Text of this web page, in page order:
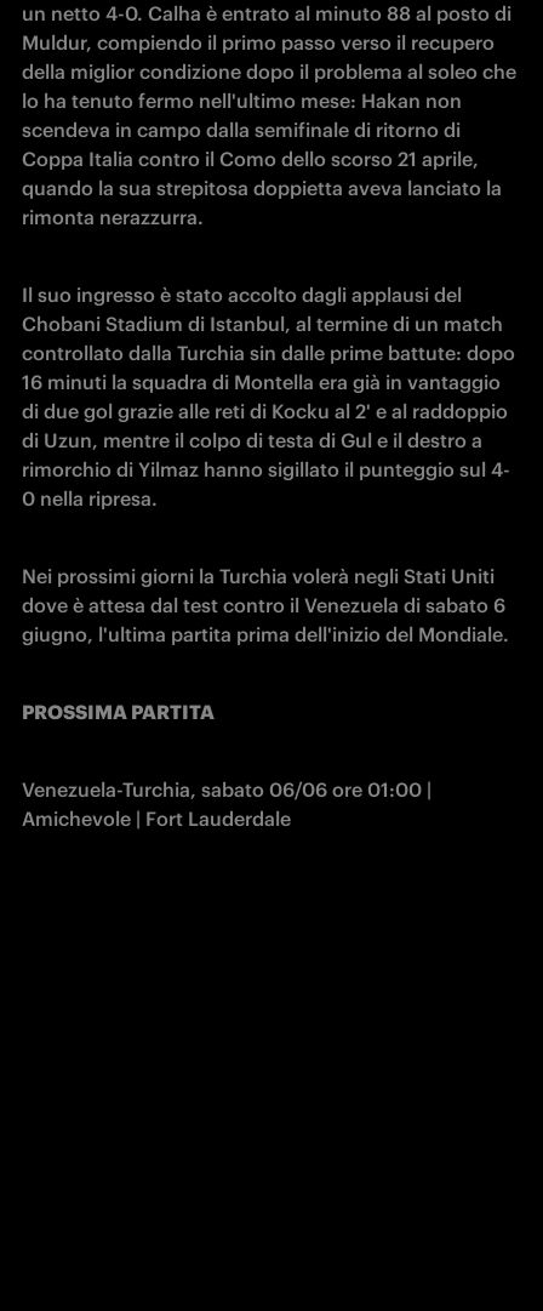
un netto 4-0. Calha è entrato al minuto 88 al posto di
Muldur, compiendo il primo passo verso il recupero
della miglior condizione dopo il problema al soleo che
lo ha tenuto fermo nell'ultimo mese: Hakan non
scendeva in campo dalla semifinale di ritorno di
Coppa Italia contro il Como dello scorso 21 aprile,
quando la sua strepitosa doppietta aveva lanciato la
rimonta nerazzurra.
Il suo ingresso è stato accolto dagli applausi del
Chobani Stadium di Istanbul, al termine di un match
controllato dalla Turchia sin dalle prime battute: dopo
16 minuti la squadra di Montella era già in vantaggio
di due gol grazie alle reti di Kocku al 2' e al raddoppio
di Uzun, mentre il colpo di testa di Gul e il destro a
rimorchio di Yilmaz hanno sigillato il punteggio sul 4-
0 nella ripresa.
Nei prossimi giorni la Turchia volerà negli Stati Uniti
dove è attesa dal test contro il Venezuela di sabato 6
giugno, l'ultima partita prima dell'inizio del Mondiale.
PROSSIMA PARTITA
Venezuela-Turchia, sabato 06/06 ore 01:00 |
Amichevole | Fort Lauderdale